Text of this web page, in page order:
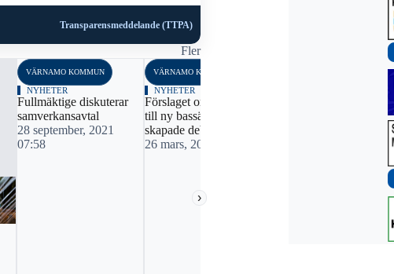
Transparensmeddelande (TTPA)
Fler
›
VÄRNAMO KOMMUN
NYHETER
Fullmäktige diskuterar
samverkansavtal
28 september, 2021
07:58
VÄRNAMO KOMMUN
NYHETER
Förslaget om förstudie
till ny bassängyta
skapade debatt
26 mars, 2021 07:59